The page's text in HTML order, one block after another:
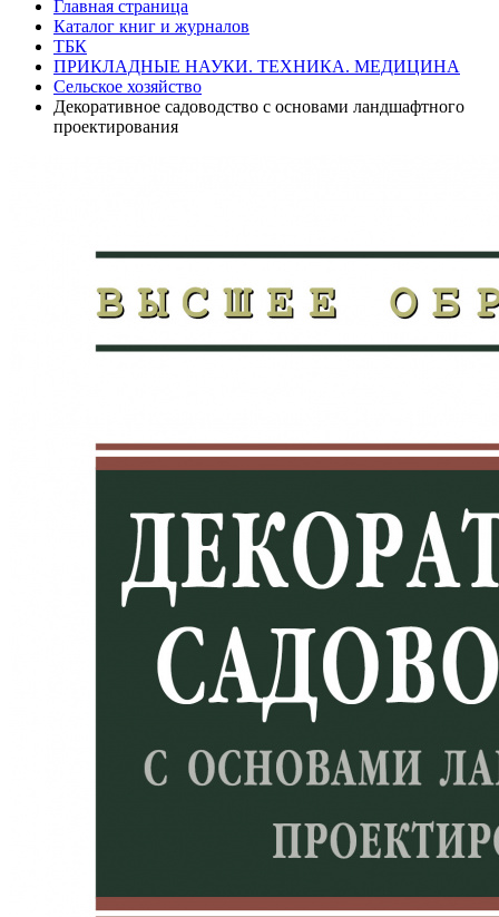
Главная страница
Каталог книг и журналов
ТБК
ПРИКЛАДНЫЕ НАУКИ. ТЕХНИКА. МЕДИЦИНА
Сельское хозяйство
Декоративное садоводство с основами ландшафтного
проектирования